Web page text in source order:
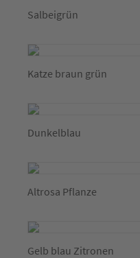
Salbeigrün
Katze braun grün
Dunkelblau
Altrosa Pflanze
Gelb blau Zitronen